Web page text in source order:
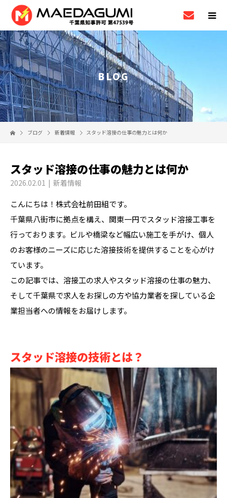
BLOG
ブログ 新着情報 スタッド溶接の仕事の魅力とは何か
スタッド溶接の仕事の魅力とは何か
2026.02.01 新着情報
こんにちは！株式会社前田組です。
千葉県八街市に拠点を構え、関東一円でスタッド溶接工事を
行っております。ビルや橋梁など幅広い施工を手がけ、個人
のお客様のニーズに応じた溶接技術を提供することを心がけ
ています。
この記事では、溶接工の求人やスタッド溶接の仕事の魅力、
そして千葉県で求人をお探しの方や協力業者を探している企
業担当者への情報をお届けします。
スタッド溶接の技術とは？